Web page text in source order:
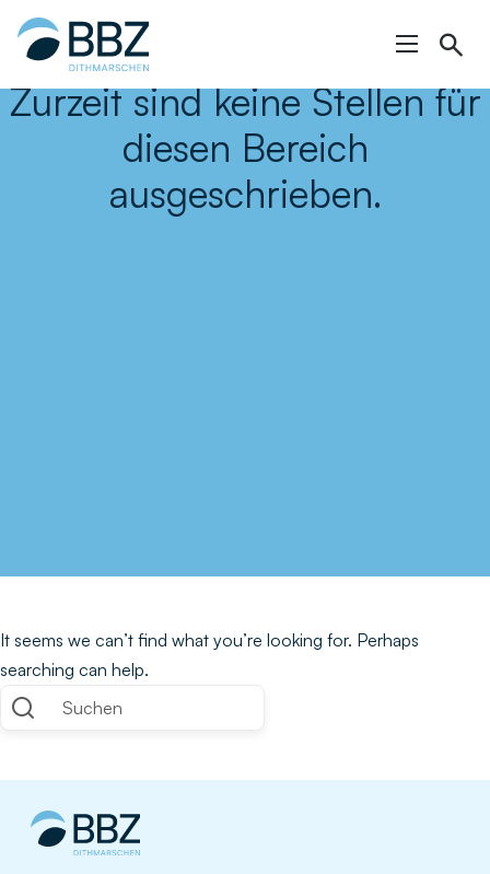
springen
Zurzeit sind keine Stellen für
diesen Bereich
ausgeschrieben.
It seems we can’t find what you’re looking for. Perhaps
searching can help.
Suchen